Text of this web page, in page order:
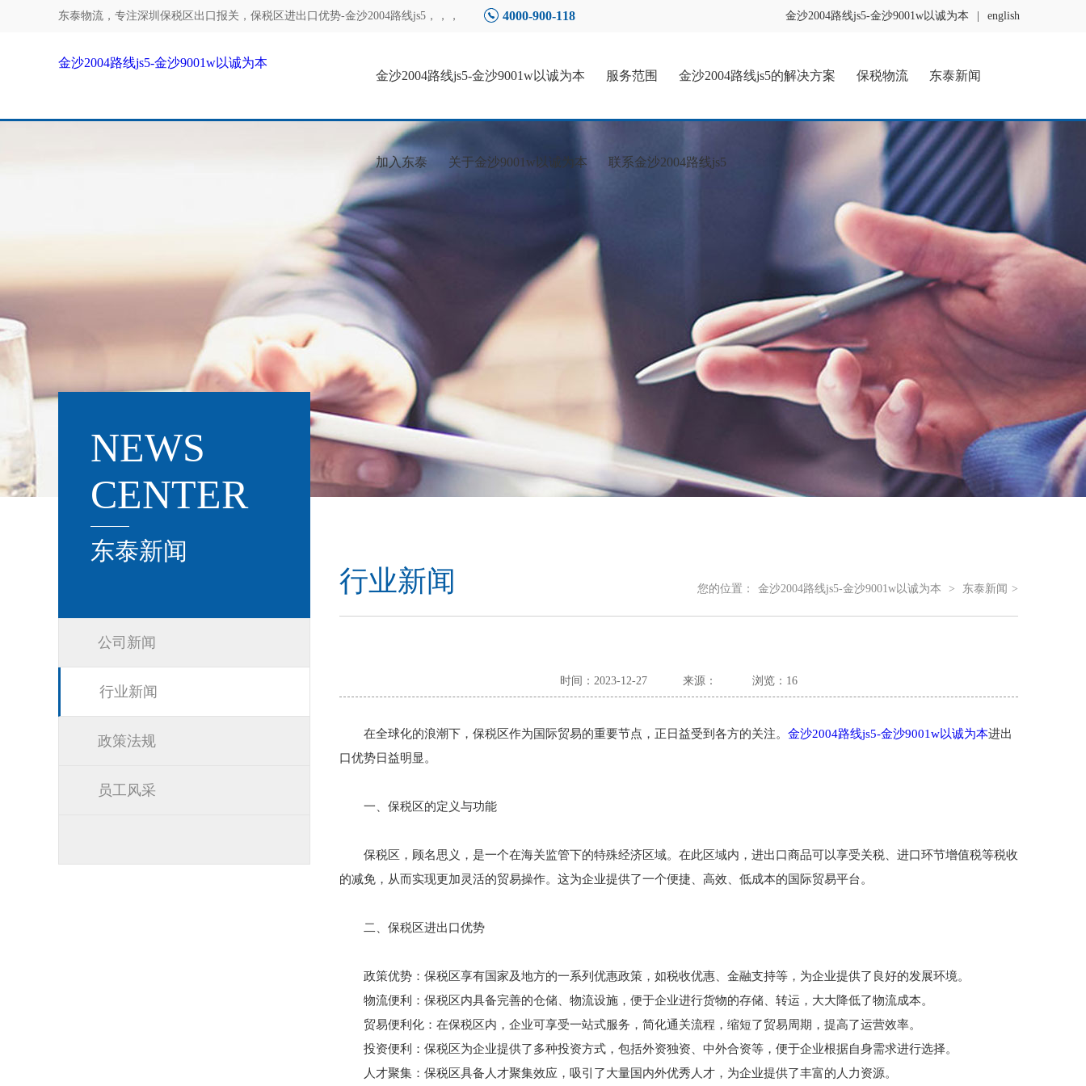
东泰物流，专注深圳保税区出口报关，保税区进出口优势-金沙2004路线js5 ，，， 4000-900-118 金沙2004路线js5-金沙9001w以诚为本 english
金沙2004路线js5-金沙9001w以诚为本
金沙2004路线js5-金沙9001w以诚为本
服务范围 金沙2004路线js5的解决方案 保税物流 东泰新闻
加入东泰 关于金沙9001w以诚为本 联系金沙2004路线js5
NEWS
CENTER
东泰新闻
公司新闻
行业新闻
政策法规
员工风采
行业新闻 您的位置： 金沙2004路线js5-金沙9001w以诚为本 > 东泰新闻 >
时间：2023-12-27 来源： 浏览：16
在全球化的浪潮下，保税区作为国际贸易的重要节点，正日益受到各方的关注。 金沙2004路线js5-金沙9001w以诚为本进出
口优势日益明显。
一、保税区的定义与功能
保税区，顾名思义，是一个在海关监管下的特殊经济区域。在此区域内，进出口商品可以享受关税、进口环节增值税等税收
的减免，从而实现更加灵活的贸易操作。这为企业提供了一个便捷、高效、低成本的国际贸易平台。
二、保税区进出口优势
政策优势：保税区享有国家及地方的一系列优惠政策，如税收优惠、金融支持等，为企业提供了良好的发展环境。
物流便利：保税区内具备完善的仓储、物流设施，便于企业进行货物的存储、转运，大大降低了物流成本。
贸易便利化：在保税区内，企业可享受一站式服务，简化通关流程，缩短了贸易周期，提高了运营效率。
投资便利：保税区为企业提供了多种投资方式，包括外资独资、中外合资等，便于企业根据自身需求进行选择。
人才聚集：保税区具备人才聚集效应，吸引了大量国内外优秀人才，为企业提供了丰富的人力资源。